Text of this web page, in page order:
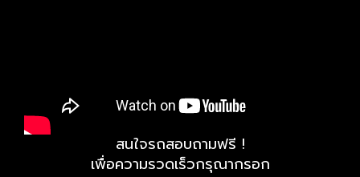
สนใจรถสอบถามฟรี !
เพื่อความรวดเร็วกรุณากรอก